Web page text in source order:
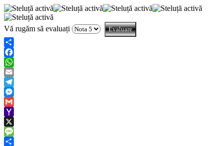
Vă rugăm să evaluați
Share
Facebook
WhatsApp
Email
Telegram
Messenger
Gmail
Yahoo
Mail
X
Message